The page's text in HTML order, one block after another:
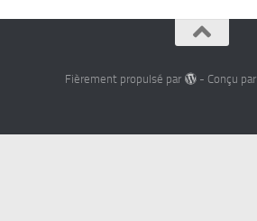
Fièrement propulsé par - Conçu par